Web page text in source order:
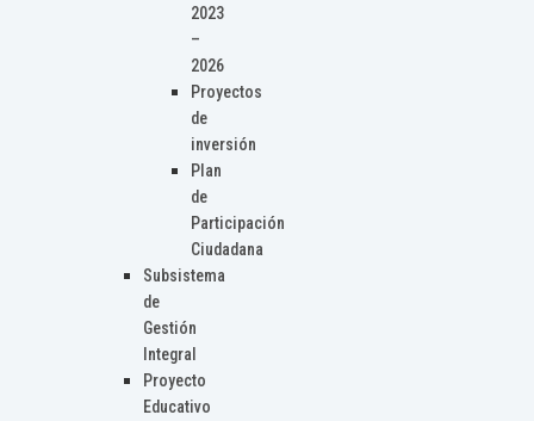
2023
–
2026
Proyectos
de
inversión
Plan
de
Participación
Ciudadana
Subsistema
de
Gestión
Integral
Proyecto
Educativo